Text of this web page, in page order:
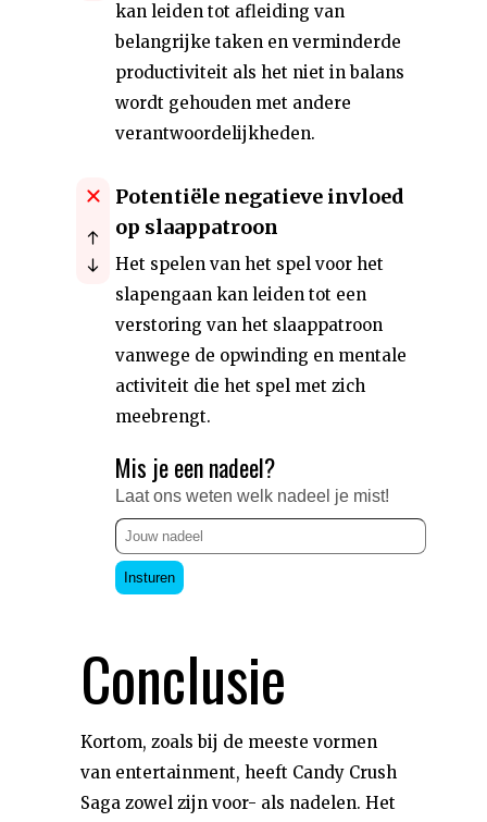
kan leiden tot afleiding van
belangrijke taken en verminderde
productiviteit als het niet in balans
wordt gehouden met andere
verantwoordelijkheden.
Potentiële negatieve invloed
op slaappatroon
Het spelen van het spel voor het
slapengaan kan leiden tot een
verstoring van het slaappatroon
vanwege de opwinding en mentale
activiteit die het spel met zich
meebrengt.
Mis je een nadeel?
Laat ons weten welk nadeel je mist!
Insturen
Conclusie
Kortom, zoals bij de meeste vormen
van entertainment, heeft Candy Crush
Saga zowel zijn voor- als nadelen. Het